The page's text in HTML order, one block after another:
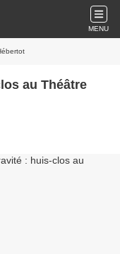
MENU
au Théâtre